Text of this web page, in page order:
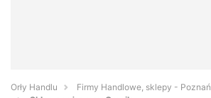
Orły Handlu
Firmy Handlowe, sklepy - Poznań